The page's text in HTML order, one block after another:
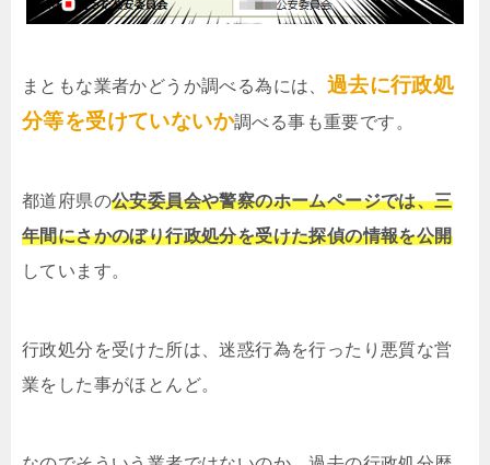
まともな業者かどうか調べる為には、 過去に行政処
分等を受けていないか調べる事も重要です。
都道府県の公安委員会や警察のホームページでは、三
年間にさかのぼり行政処分を受けた探偵の情報を公開
しています。
行政処分を受けた所は、迷惑行為を行ったり悪質な営
業をした事がほとんど。